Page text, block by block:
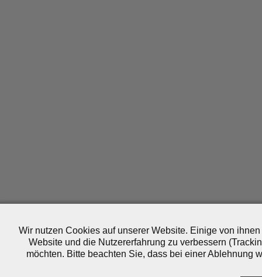
Wir nutzen Cookies auf unserer Website. Einige von
Website und die Nutzererfahrung zu verbessern
möchten. Bitte beachten Sie, dass bei einer Ablehnung